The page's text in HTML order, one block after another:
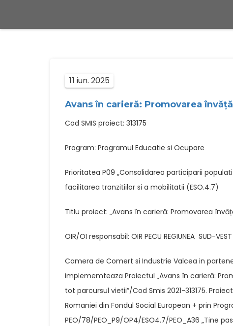
11 iun. 2025
Avans în carieră: Promovarea
Cod SMIS proiect: 313175
Program: Programul Educatie si Ocupare
Prioritatea P09 „Consolidarea participarii
facilitarea tranzitiilor si a mobilitatii (ESO.4.7)
Titlu proiect: „Avans în carieră: Promovarea
OIR/OI responsabil: OIR PECU REGIUNEA SUD-VEST
Camera de Comert si Industrie Valcea in
implememteaza Proiectul „Avans în carieră:
tot parcursul vietii”/Cod Smis 2021-313175.
Romaniei din Fondul Social European + prin
PEO/78/PEO_P9/OP4/ESO4.7/PEO_A36 „Tine